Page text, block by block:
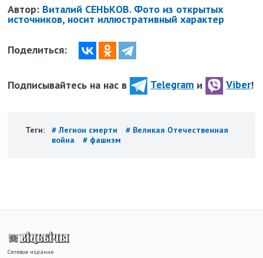
Автор: Виталий СЕНЬКОВ. Фото из открытых
источников, носит иллюстративный характер
Поделиться:
Подписывайтесь на нас в Telegram и Viber!
Теги: # Легион смерти
# Великая Отечественная
война
# фашизм
Сетевое издание